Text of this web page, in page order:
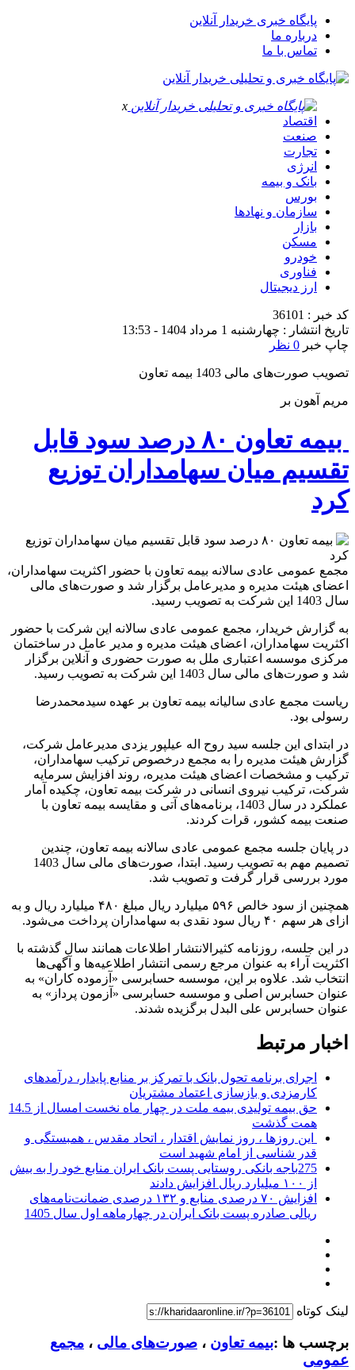
پایگاه خبری خریدار آنلاین
درباره ما
تماس با ما
x
اقتصاد
صنعت
تجارت
انرژی
بانک و بیمه
بورس
سازمان و نهادها
بازار
مسکن
خودرو
فناوری
ارز دیجیتال
کد خبر : 36101
تاریخ انتشار : چهارشنبه 1 مرداد 1404 - 13:53
چاپ خبر 0 نظر
تصویب صورت‌های مالی 1403 بیمه تعاون
مریم آهون بر
بیمه تعاون ۸۰ درصد سود قابل
تقسیم میان سهامداران توزیع
کرد
مجمع عمومی عادی سالانه بیمه تعاون با حضور اکثریت سهامداران،
اعضای هیئت مدیره و مدیرعامل برگزار شد و صورت‌های مالی
سال 1403 این شرکت به تصویب رسید.
به گزارش خریدار، مجمع عمومی عادی سالانه این شرکت با حضور
اکثریت سهامداران، اعضای هیئت مدیره و مدیر عامل در ساختمان
مرکزی موسسه اعتباری ملل به صورت حضوری و آنلاین برگزار
شد و صورت‌های مالی سال 1403 این شرکت به تصویب رسید.
ریاست مجمع عادی سالیانه بیمه تعاون بر عهده سیدمحمدرضا
رسولی بود.
در ابتدای این جلسه سید روح اله عیلپور یزدی مدیرعامل شرکت،
گزارش هیئت مدیره را به مجمع درخصوص ترکیب سهامداران،
ترکیب و مشخصات اعضای هیئت مدیره، روند افزایش سرمایه
شرکت، ترکیب نیروی انسانی در شرکت بیمه تعاون، چکیده آمار
عملکرد در سال 1403، برنامه‌های آتی و مقایسه بیمه تعاون با
صنعت بیمه کشور، قرات کردند.
در پایان جلسه مجمع عمومی عادی سالانه بیمه تعاون، چندین
تصمیم مهم به تصویب رسید. ابتدا، صورت‌های مالی سال 1403
مورد بررسی قرار گرفت و تصویب شد.
همچنین از سود خالص ۵۹۶ میلیارد ریال مبلغ ۴۸۰ میلیارد ریال و به
ازای هر سهم ۴۰ ریال سود نقدی به سهامداران پرداخت می‌شود.
در این جلسه، روزنامه کثیرالانتشار اطلاعات همانند سال گذشته با
اکثریت آراء به عنوان مرجع رسمی انتشار اطلاعیه‌ها و آگهی‌ها
انتخاب شد. علاوه بر این، موسسه حسابرسی «آزموده کاران» به
عنوان حسابرس اصلی و موسسه حسابرسی «آزمون پرداز» به
عنوان حسابرس علی البدل برگزیده شدند.
اخبار مرتبط
اجرای برنامه تحول بانک با تمرکز بر منابع پایدار، درآمدهای
کارمزدی و بازسازی اعتماد مشتریان
حق بیمه تولیدی بیمه ملت در چهار ماه نخست امسال از 14.5
همت گذشت
این روزها ، روز نمایش اقتدار ، اتحاد مقدس ، همبستگی و
قدر شناسی از امام شهید است
275باجه بانکی روستایی پست بانک ایران منابع خود را به بیش
از ۱۰۰ میلیارد ریال افزایش دادند
افزایش ۷۰ درصدی منابع و ۱۳۲ درصدی ضمانت‌نامه‌های
ریالی صادره پست بانک ایران در چهارماهه اول سال 1405
لینک کوتاه
برچسب ها :بیمه تعاون ، صورت‌های مالی ، مجمع
عمومی